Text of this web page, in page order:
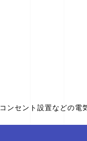
コンセント設置などの電